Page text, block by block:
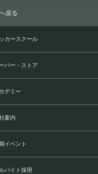
戻る
カースクール
バー・ストア
デミー
案内
イベント
バイト採用